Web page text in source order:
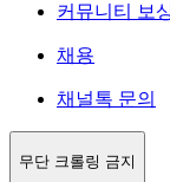
커뮤니티 보
채용
채널톡 문의
무단 크롤링 금지